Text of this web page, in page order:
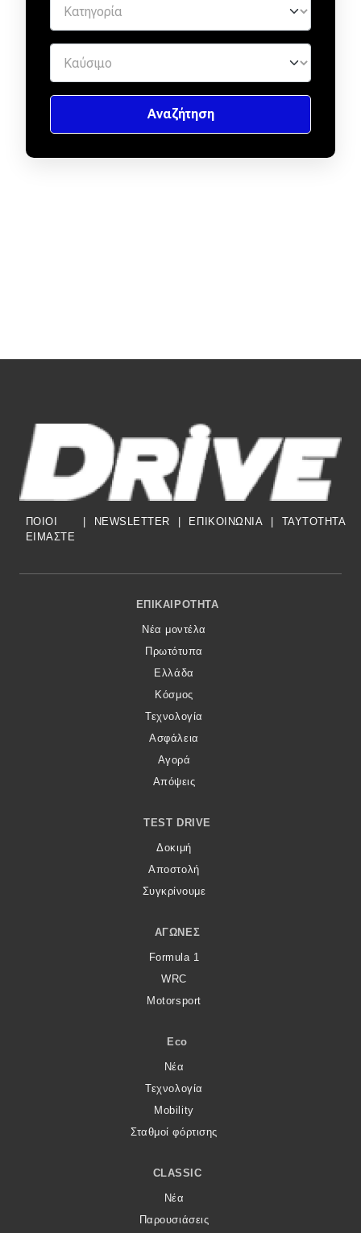
ΠΟΙΟΙ
ΕΙΜΑΣΤΕ
NEWSLETTER ΕΠΙΚΟΙΝΩΝΙΑ TAYTOTHTA
Footer Menu
ΕΠΙΚΑΙΡΌΤΗΤΑ
Νέα μοντέλα
Πρωτότυπα
Ελλάδα
Κόσμος
Τεχνολογία
Ασφάλεια
Αγορά
Απόψεις
TEST DRIVE
Δοκιμή
Αποστολή
Συγκρίνουμε
ΑΓΏΝΕΣ
Formula 1
WRC
Motorsport
Eco
Νέα
Τεχνολογία
Mobility
Σταθμοί φόρτισης
CLASSIC
Νέα
Παρουσιάσεις